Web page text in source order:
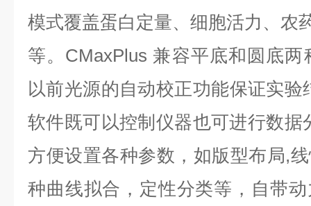
模式覆盖蛋白定量、细胞活力、农
等。CMaxPlus 兼容平底和圆底
以前光源的自动校正功能保证实验
软件既可以控制仪器也可进行数据
方便设置各种参数，如版型布局,
种曲线拟合，定性分类等，自带